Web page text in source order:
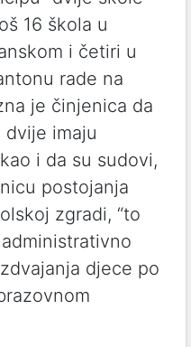
16 škola u
i četiri u
rade na
je činjenica da
dvije imaju
i da su sudovi,
postojanja
zgradi, “to
djece po